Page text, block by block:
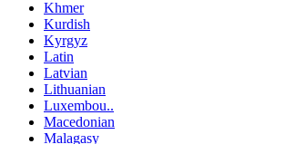
Khmer
Kurdish
Kyrgyz
Latin
Latvian
Lithuanian
Luxembou..
Macedonian
Malagasy